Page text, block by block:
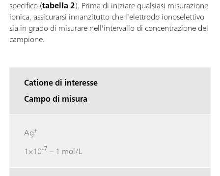
specifico (tabella 2). Prima di iniziare qualsiasi misurazione
ionica, assicurarsi innanzitutto che l'elettrodo ionoselettivo
sia in grado di misurare nell'intervallo di concentrazione del
campione.
Catione di interesse
Campo di misura
Ag+
1×10-7 – 1 mol/L